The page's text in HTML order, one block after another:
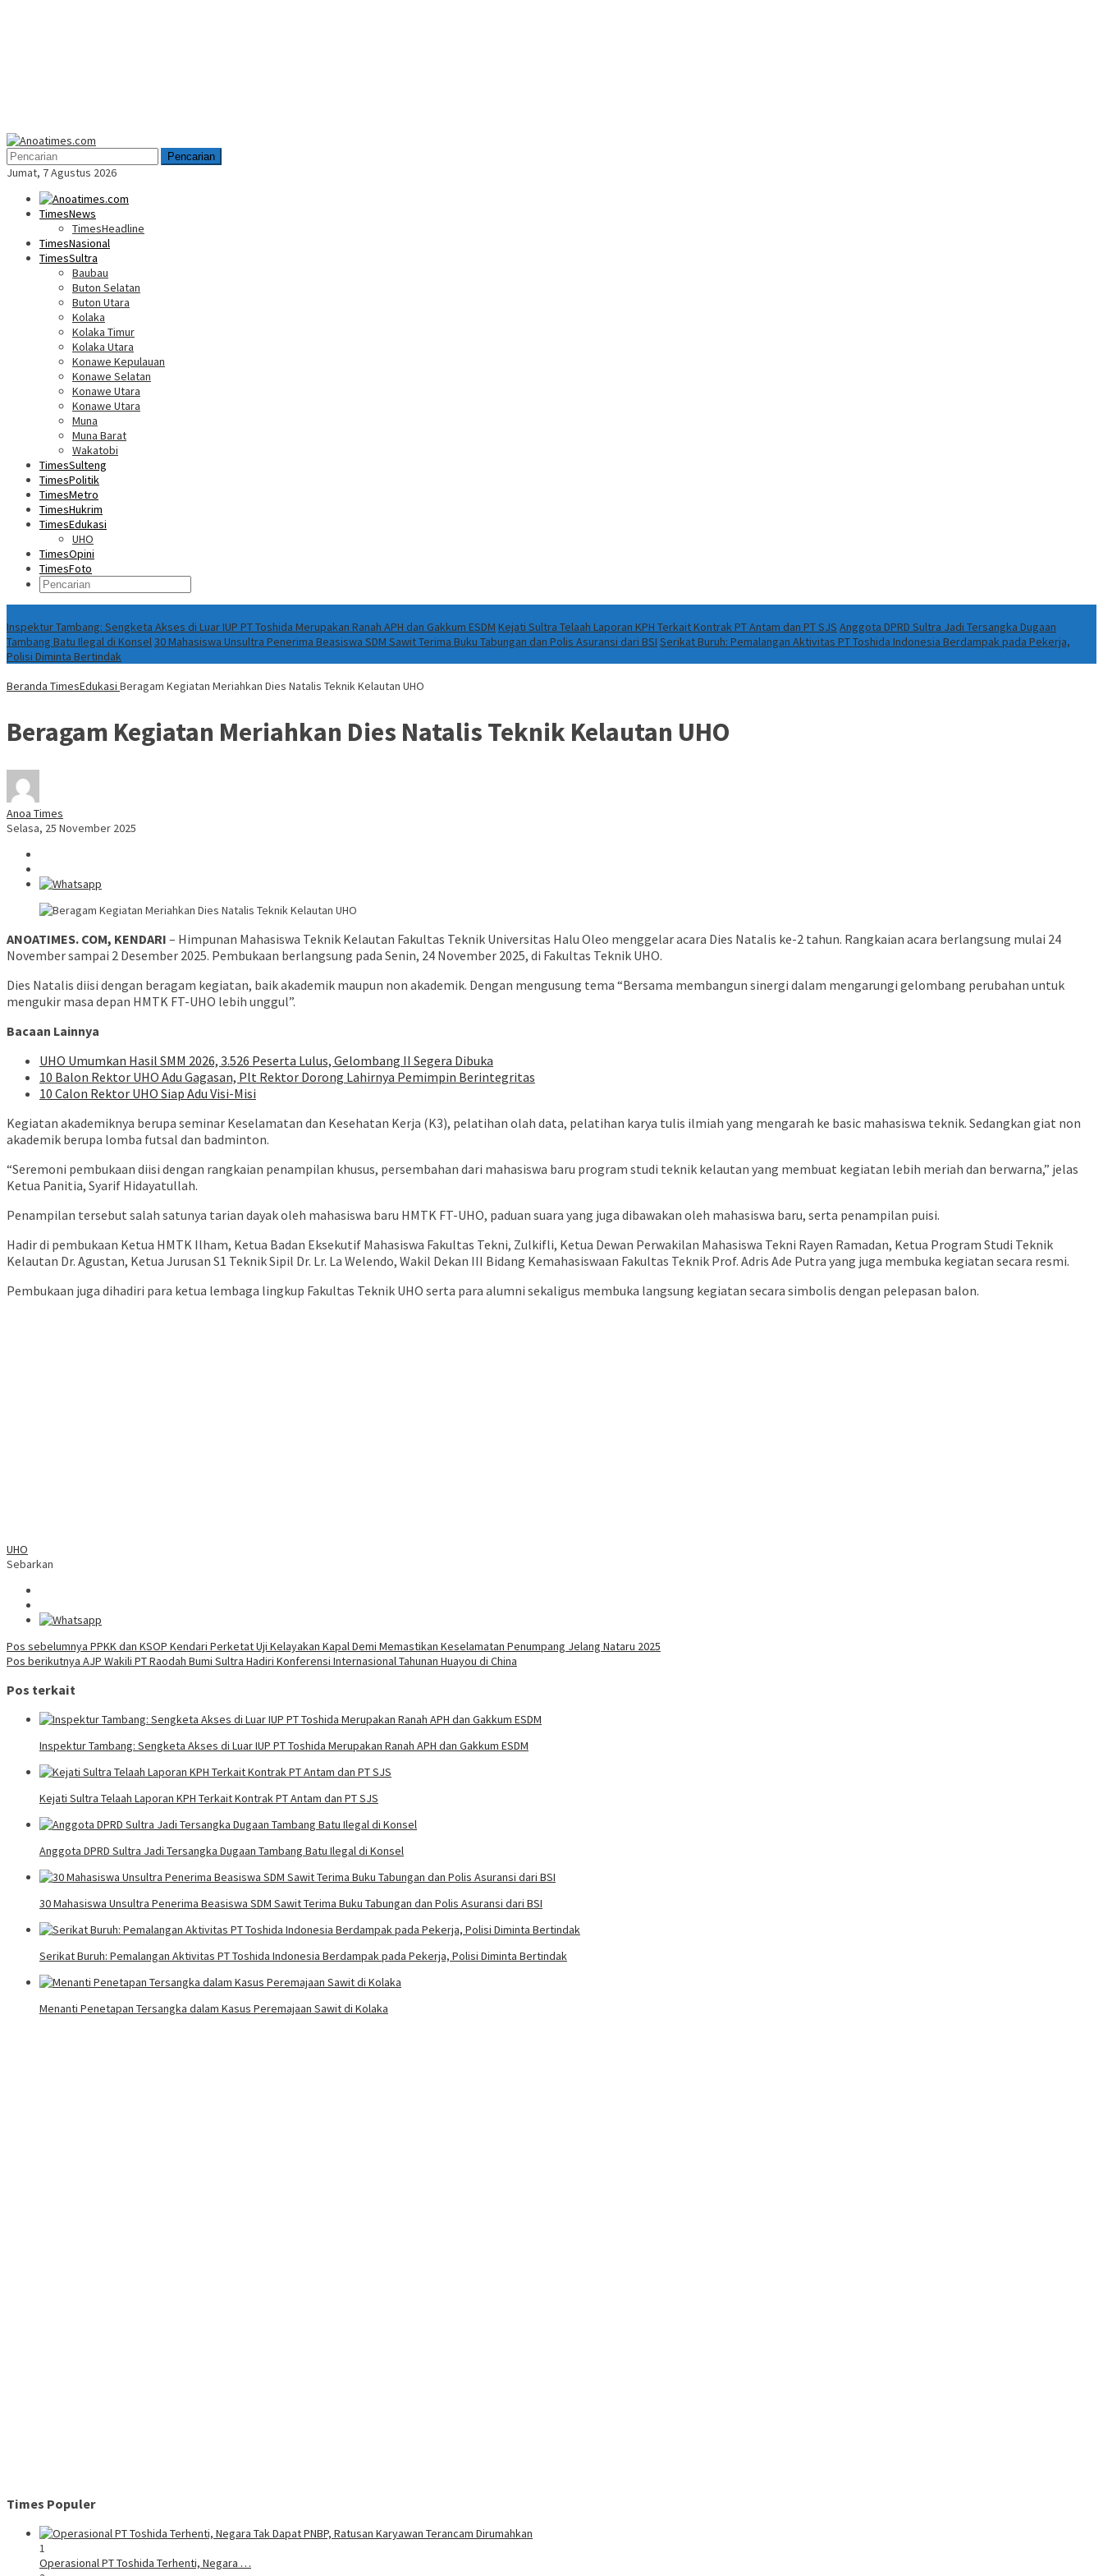
Menu
Mobile
Pencarian
Jumat, 7 Agustus 2026
TimesNews
TimesHeadline
TimesNasional
TimesSultra
Baubau
Buton Selatan
Buton Utara
Kolaka
Kolaka Timur
Kolaka Utara
Konawe Kepulauan
Konawe Selatan
Konawe Utara
Konawe Utara
Muna
Muna Barat
Wakatobi
TimesSulteng
TimesPolitik
TimesMetro
TimesHukrim
TimesEdukasi
UHO
TimesOpini
TimesFoto
Inspektur Tambang: Sengketa Akses di Luar IUP PT Toshida Merupakan Ranah APH dan Gakkum ESDM Kejati Sultra Telaah Laporan KPH Terkait Kontrak PT Antam dan PT SJS Anggota DPRD Sultra Jadi Tersangka Dugaan
Tambang Batu Ilegal di Konsel30 Mahasiswa Unsultra Penerima Beasiswa SDM Sawit Terima Buku Tabungan dan Polis Asuransi dari BSI Serikat Buruh: Pemalangan Aktivitas PT Toshida Indonesia Berdampak pada Pekerja,
Polisi Diminta Bertindak
Beranda TimesEdukasi Beragam Kegiatan Meriahkan Dies Natalis Teknik Kelautan UHO
Beragam Kegiatan Meriahkan Dies Natalis Teknik Kelautan UHO
Anoa Times
Selasa, 25 November 2025
ANOATIMES. COM, KENDARI – Himpunan Mahasiswa Teknik Kelautan Fakultas Teknik Universitas Halu Oleo menggelar acara Dies Natalis ke-2 tahun. Rangkaian acara berlangsung mulai 24
November sampai 2 Desember 2025. Pembukaan berlangsung pada Senin, 24 November 2025, di Fakultas Teknik UHO.
Dies Natalis diisi dengan beragam kegiatan, baik akademik maupun non akademik. Dengan mengusung tema “Bersama membangun sinergi dalam mengarungi gelombang perubahan untuk
mengukir masa depan HMTK FT-UHO lebih unggul”.
Bacaan Lainnya
UHO Umumkan Hasil SMM 2026, 3.526 Peserta Lulus, Gelombang II Segera Dibuka
10 Balon Rektor UHO Adu Gagasan, Plt Rektor Dorong Lahirnya Pemimpin Berintegritas
10 Calon Rektor UHO Siap Adu Visi-Misi
Kegiatan akademiknya berupa seminar Keselamatan dan Kesehatan Kerja (K3), pelatihan olah data, pelatihan karya tulis ilmiah yang mengarah ke basic mahasiswa teknik. Sedangkan giat non
akademik berupa lomba futsal dan badminton.
“Seremoni pembukaan diisi dengan rangkaian penampilan khusus, persembahan dari mahasiswa baru program studi teknik kelautan yang membuat kegiatan lebih meriah dan berwarna,” jelas
Ketua Panitia, Syarif Hidayatullah.
Penampilan tersebut salah satunya tarian dayak oleh mahasiswa baru HMTK FT-UHO, paduan suara yang juga dibawakan oleh mahasiswa baru, serta penampilan puisi.
Hadir di pembukaan Ketua HMTK Ilham, Ketua Badan Eksekutif Mahasiswa Fakultas Tekni, Zulkifli, Ketua Dewan Perwakilan Mahasiswa Tekni Rayen Ramadan, Ketua Program Studi Teknik
Kelautan Dr. Agustan, Ketua Jurusan S1 Teknik Sipil Dr. Lr. La Welendo, Wakil Dekan III Bidang Kemahasiswaan Fakultas Teknik Prof. Adris Ade Putra yang juga membuka kegiatan secara resmi.
Pembukaan juga dihadiri para ketua lembaga lingkup Fakultas Teknik UHO serta para alumni sekaligus membuka langsung kegiatan secara simbolis dengan pelepasan balon.
UHO
Sebarkan
Navigasi
pos
Pos sebelumnya PPKK dan KSOP Kendari Perketat Uji Kelayakan Kapal Demi Memastikan Keselamatan Penumpang Jelang Nataru 2025
Pos berikutnya AJP Wakili PT Raodah Bumi Sultra Hadiri Konferensi Internasional Tahunan Huayou di China
Pos terkait
Inspektur Tambang: Sengketa Akses di Luar IUP PT Toshida Merupakan Ranah APH dan Gakkum ESDM
Kejati Sultra Telaah Laporan KPH Terkait Kontrak PT Antam dan PT SJS
Anggota DPRD Sultra Jadi Tersangka Dugaan Tambang Batu Ilegal di Konsel
30 Mahasiswa Unsultra Penerima Beasiswa SDM Sawit Terima Buku Tabungan dan Polis Asuransi dari BSI
Serikat Buruh: Pemalangan Aktivitas PT Toshida Indonesia Berdampak pada Pekerja, Polisi Diminta Bertindak
Menanti Penetapan Tersangka dalam Kasus Peremajaan Sawit di Kolaka
Times Populer
1
Operasional PT Toshida Terhenti, Negara …